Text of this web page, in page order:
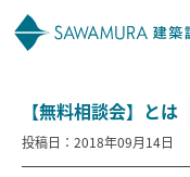
【無料相談会】とは
投稿日：2018年09月14日